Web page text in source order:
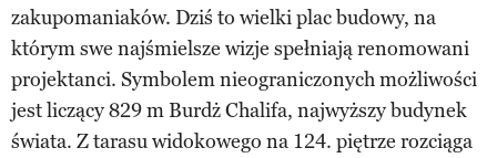
zakupomaniaków. Dziś to wielki plac budowy, na
którym swe najśmielsze wizje spełniają renomowani
projektanci. Symbolem nieograniczonych możliwości
jest liczący 829 m Burdż Chalifa, najwyższy budynek
świata. Z tarasu widokowego na 124. piętrze rozciąga